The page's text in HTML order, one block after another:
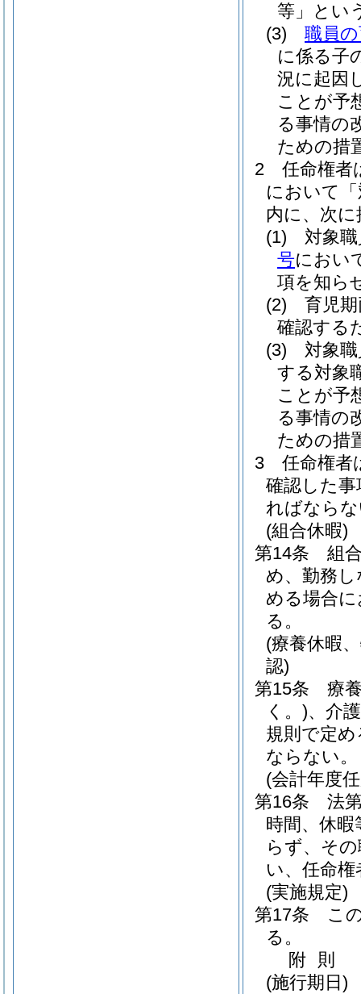
等」とい
(3)
職員
に係る子
況に起因
ことが予
る事情の
ための措
2
任命権者
において
内に、次
(1)
対象
号におい
項を知ら
(2)
育児
確認する
(3)
対象
する対象
ことが予
る事情の
ための措
3
任命権者
確認した
ればなら
(組合休暇)
第14条
組
め、勤務
める場合
る。
(療養休暇
認)
第15条
療
く。)、介
規則で定
ならない。
(会計年度
第16条
法
時間、休
らず、そ
い、任命
(実施規定)
第17条
こ
る。
附 則
(施行期日)